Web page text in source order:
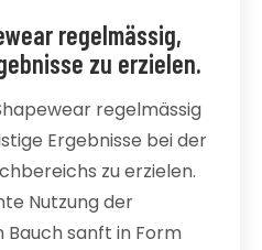
regelmässig,
zu erzielen.
regelmässig
Ergebnisse bei der
zu erzielen.
Nutzung der
Bauch sanft in Form